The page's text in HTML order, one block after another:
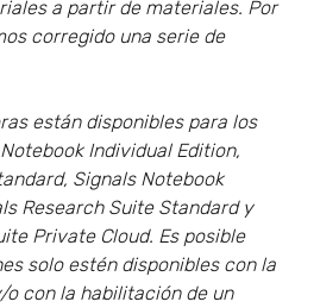
a partir de materiales. Por
corregido una serie de
están disponibles para los
Individual Edition,
Signals Notebook
Research Suite Standard y
Private Cloud. Es posible
solo estén disponibles con la
con la habilitación de un